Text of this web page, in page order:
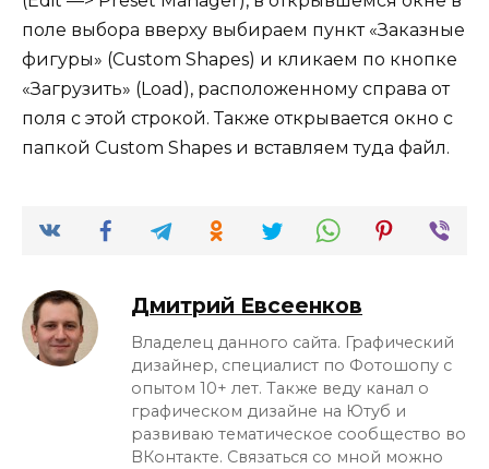
поле выбора вверху выбираем пункт «Заказные
фигуры» (Custom Shapes) и кликаем по кнопке
«Загрузить» (Load), расположенному справа от
поля с этой строкой. Также открывается окно с
папкой Custom Shapes и вставляем туда файл.
Дмитрий Евсеенков
Владелец данного сайта. Графический
дизайнер, специалист по Фотошопу с
опытом 10+ лет. Также веду канал о
графическом дизайне на Ютуб и
развиваю тематическое сообщество во
ВКонтакте. Связаться со мной можно